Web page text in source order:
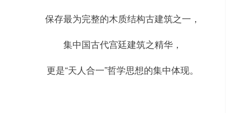
保存最为完整的木质结构古建筑之一，
集中国古代宫廷建筑之精华，
更是“天人合一”哲学思想的集中体现。